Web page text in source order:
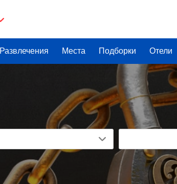
Развлечения Места Подборки Отели